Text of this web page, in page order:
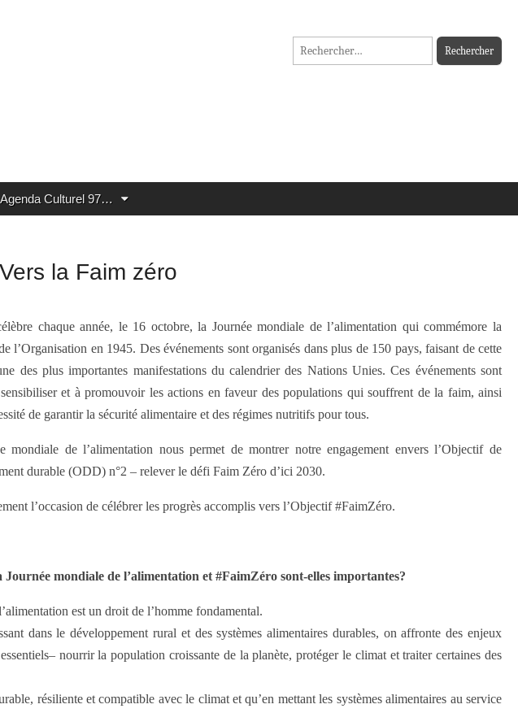
Rechercher :
Agenda Culturel 97…
la Faim zéro
chaque année, le 16 octobre, la Journée mondiale de l’alimentation qui commémore la
l’Organisation en 1945. Des événements sont organisés dans plus de 150 pays, faisant de cette
des plus importantes manifestations du calendrier des Nations Unies. Ces événements sont
et à promouvoir les actions en faveur des populations qui souffrent de la faim, ainsi
de garantir la sécurité alimentaire et des régimes nutritifs pour tous.
mondiale de l’alimentation nous permet de montrer notre engagement envers l’Objectif de
durable (ODD) n°2 – relever le défi Faim Zéro d’ici 2030.
l’occasion de célébrer les progrès accomplis vers l’Objectif #FaimZéro.
Journée mondiale de l’alimentation et #FaimZéro sont-elles importantes?
est un droit de l’homme fondamental.
dans le développement rural et des systèmes alimentaires durables, on affronte des enjeux
nourrir la population croissante de la planète, protéger le climat et traiter certaines des
résiliente et compatible avec le climat et qu’en mettant les systèmes alimentaires au service